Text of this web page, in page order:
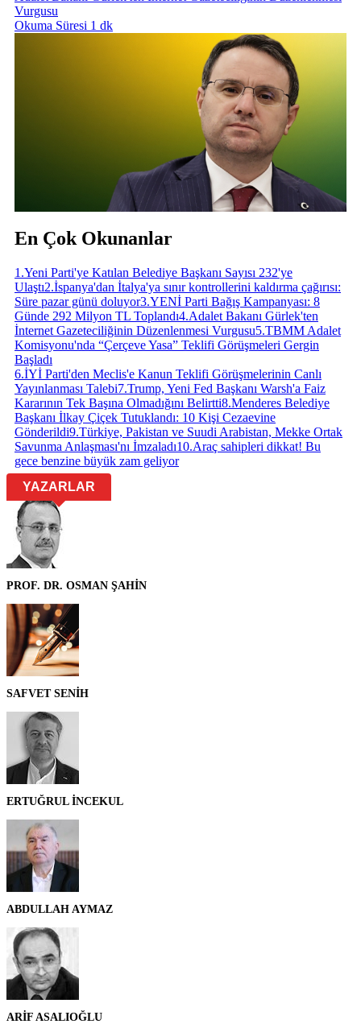
Vurgusu
Okuma Süresi 1 dk
En Çok Okunanlar
1 .Yeni Parti'ye Katılan Belediye Başkanı Sayısı 232'ye
Ulaştı2.İspanya'dan İtalya'ya sınır kontrollerini kaldırma çağırısı:
Süre pazar günü doluyor3.YENİ Parti Bağış Kampanyası: 8
Günde 292 Milyon TL Toplandı4.Adalet Bakanı Gürlek'ten
İnternet Gazeteciliğinin Düzenlenmesi Vurgusu5.TBMM Adalet
Komisyonu'nda “Çerçeve Yasa” Teklifi Görüşmeleri Gergin
Başladı
6.İYİ Parti'den Meclis'e Kanun Teklifi Görüşmelerinin Canlı
Yayınlanması Talebi7.Trump, Yeni Fed Başkanı Warsh'a Faiz
Kararının Tek Başına Olmadığını Belirtti8.Menderes Belediye
Başkanı İlkay Çiçek Tutuklandı: 10 Kişi Cezaevine
Gönderildi9.Türkiye, Pakistan ve Suudi Arabistan, Mekke Ortak
Savunma Anlaşması'nı İmzaladı10.Araç sahipleri dikkat! Bu
gece benzine büyük zam geliyor
YAZARLAR
PROF. DR. OSMAN ŞAHİN
SAFVET SENİH
ERTUĞRUL İNCEKUL
ABDULLAH AYMAZ
ARİF ASALIOĞLU